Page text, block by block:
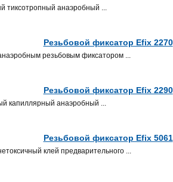
тиксотропный анаэробный ...
Резьбовой фиксатор Efix 2270
резьбовым фиксатором ...
Резьбовой фиксатор Efix 2290
капиллярный анаэробный ...
Резьбовой фиксатор Efix 5061
клей предварительного ...